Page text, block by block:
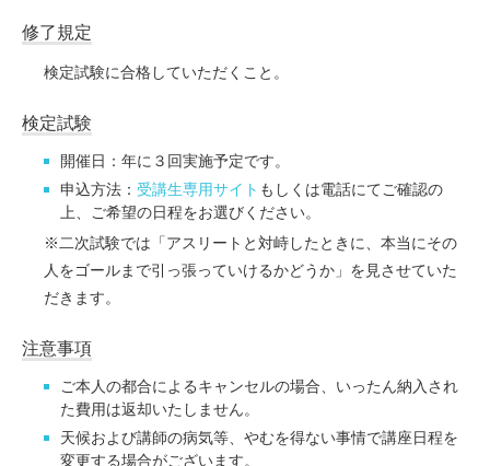
修了規定
検定試験に合格していただくこと。
検定試験
開催日：年に３回実施予定です。
申込方法： 受講生専用サイト もしくは電話にてご確認の
上、ご希望の日程をお選びください。
※二次試験では「アスリートと対峙したときに、本当にその
人をゴールまで引っ張っていけるかどうか」を見させていた
だきます。
注意事項
ご本人の都合によるキャンセルの場合、いったん納入され
た費用は返却いたしません。
天候および講師の病気等、やむを得ない事情で講座日程を
変更する場合がございます。